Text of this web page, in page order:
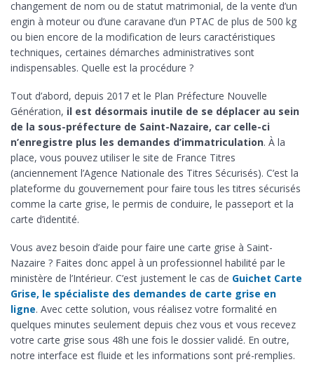
changement de nom ou de statut matrimonial, de la vente d’un
engin à moteur ou d’une caravane d’un PTAC de plus de 500 kg
ou bien encore de la modification de leurs caractéristiques
techniques, certaines démarches administratives sont
indispensables. Quelle est la procédure ?
Tout d’abord, depuis 2017 et le Plan Préfecture Nouvelle
Génération, il est désormais inutile de se déplacer au sein
de la sous-préfecture de Saint-Nazaire, car celle-ci
n’enregistre plus les demandes d’immatriculation. À la
place, vous pouvez utiliser le site de France Titres
(anciennement l’Agence Nationale des Titres Sécurisés). C’est la
plateforme du gouvernement pour faire tous les titres sécurisés
comme la carte grise, le permis de conduire, le passeport et la
carte d’identité.
Vous avez besoin d’aide pour faire une carte grise à Saint-
Nazaire ? Faites donc appel à un professionnel habilité par le
ministère de l’Intérieur. C’est justement le cas de Guichet Carte
Grise, le spécialiste des demandes de carte grise en
ligne. Avec cette solution, vous réalisez votre formalité en
quelques minutes seulement depuis chez vous et vous recevez
votre carte grise sous 48h une fois le dossier validé. En outre,
notre interface est fluide et les informations sont pré-remplies.